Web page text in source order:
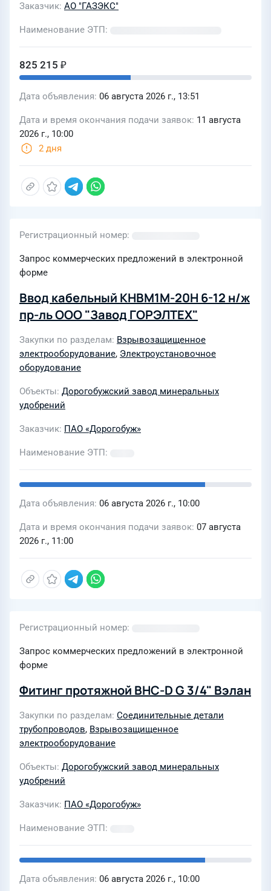
Заказчик АО "ГАЗЭКС"
Наименование ЭТП
825 215 ₽
Дата объявления 06 августа 2026 г., 13:51
Дата и время окончания подачи заявок 11 августа
2026 г., 10:00
2 дня
Регистрационный номер
Запрос коммерческих предложений в электронной
форме
Ввод кабельный КНВМ1М-20Н 6-12 н/ж
пр-ль ООО "Завод ГОРЭЛТЕХ"
Закупки по разделам
Взрывозащищенное
электрооборудование, Электроустановочное
оборудование
Объекты Дорогобужский завод минеральных
удобрений
Заказчик ПАО «Дорогобуж»
Наименование ЭТП
Дата объявления 06 августа 2026 г., 10:00
Дата и время окончания подачи заявок 07 августа
2026 г., 11:00
Регистрационный номер
Запрос коммерческих предложений в электронной
форме
Фитинг протяжной ВНС-D G 3/4" Вэлан
Закупки по разделам Соединительные детали
трубопроводов, Взрывозащищенное
электрооборудование
Объекты Дорогобужский завод минеральных
удобрений
Заказчик ПАО «Дорогобуж»
Наименование ЭТП
Дата объявления 06 августа 2026 г., 10:00